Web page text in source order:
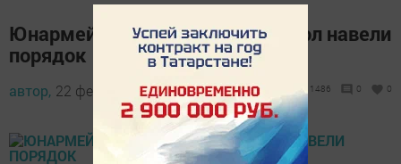
Юнармейцы Пестречинских школ навели
порядок
автор, 22 февраля 2018 - 04:25 1486 0 0